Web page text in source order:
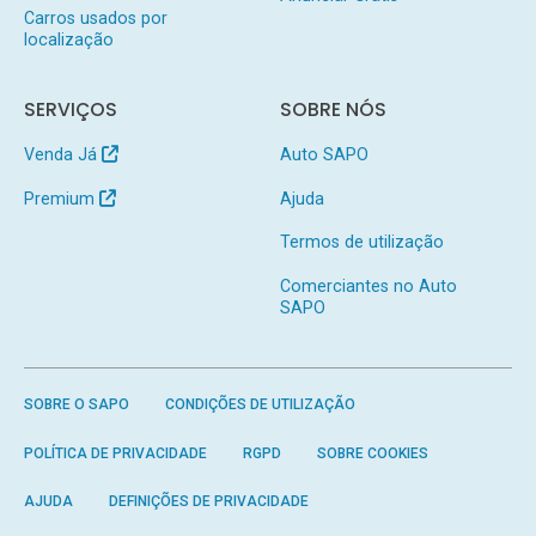
Carros usados por
localização
SERVIÇOS
Venda Já
Premium
SOBRE NÓS
Auto SAPO
Ajuda
Termos de utilização
Comerciantes no Auto
SAPO
SOBRE O SAPO CONDIÇÕES DE UTILIZAÇÃO
POLÍTICA DE PRIVACIDADE RGPD SOBRE COOKIES
AJUDA DEFINIÇÕES DE PRIVACIDADE